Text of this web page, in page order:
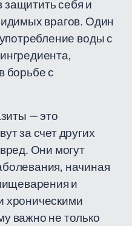
себя и
врагов. Один
воды с
борьбе с
— это
за счет других
Они могут
начиная
и
хроническими
важно не только